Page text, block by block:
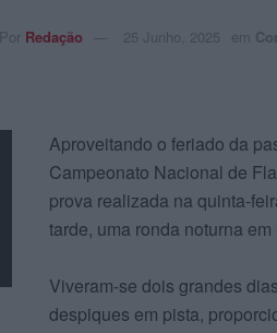
Por Redação 25 Junho, 2025 em
Aproveitando o feriado da
Campeonato Nacional de
prova realizada na quinta-
tarde, uma ronda noturna
Viveram-se dois grandes
despiques em pista,